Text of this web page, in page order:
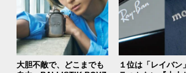
大胆不敵で、どこまでも
１位は「レイバン